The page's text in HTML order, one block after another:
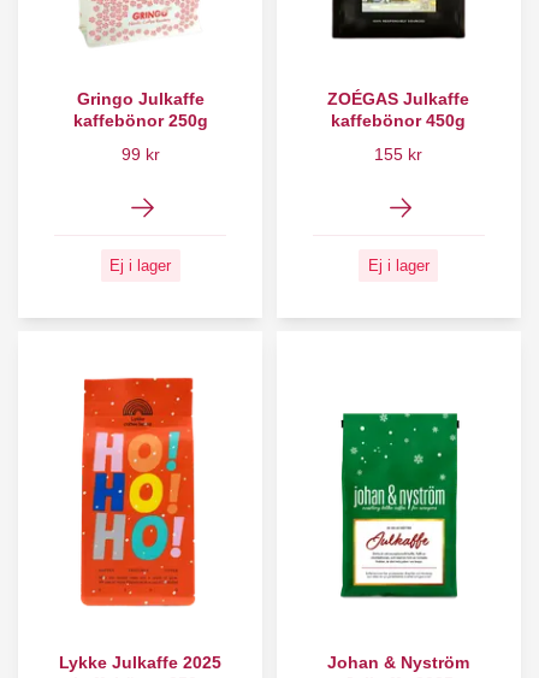
Gringo Julkaffe
kaffebönor 250g
99 kr
Ej i lager
ZOÉGAS Julkaffe
kaffebönor 450g
155 kr
Ej i lager
Lykke Julkaffe 2025
Johan & Nyström